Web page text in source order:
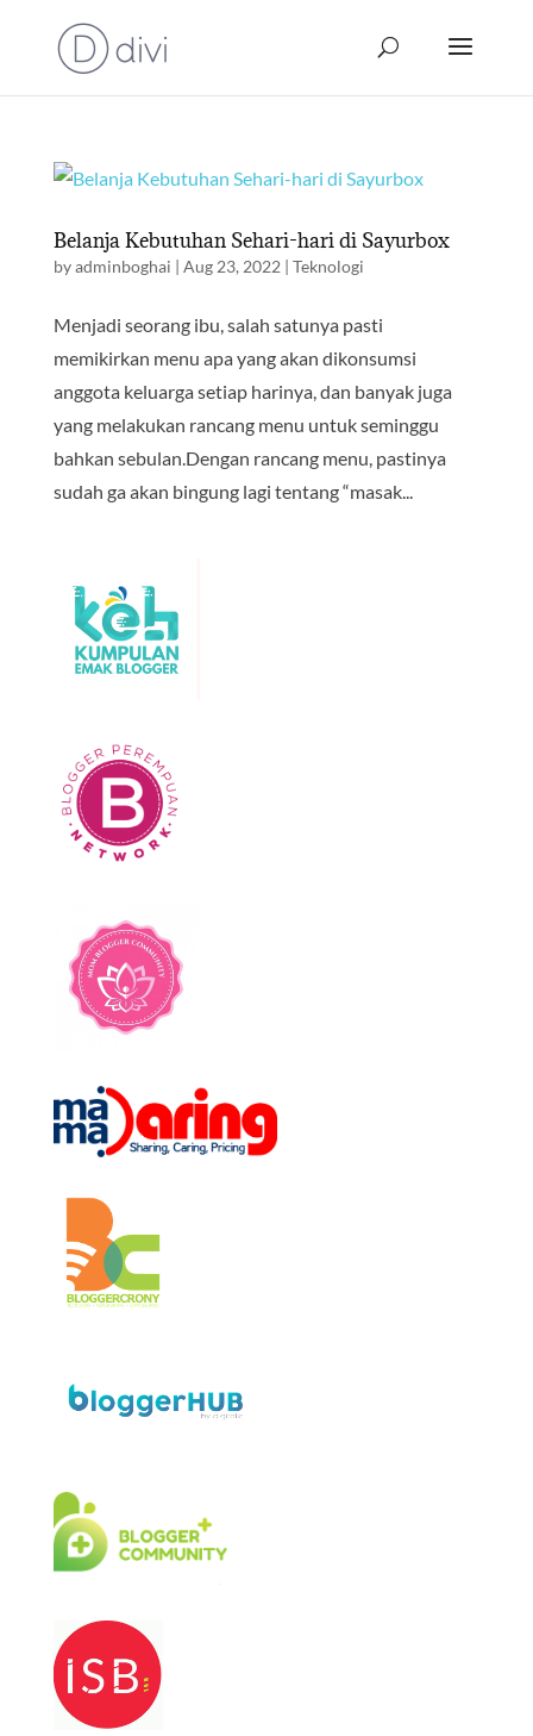
Belanja Kebutuhan Sehari-hari di Sayurbox
byadminboghai | Aug 23, 2022 | Teknologi
Menjadi seorang ibu, salah satunya pasti
memikirkan menu apa yang akan dikonsumsi
anggota keluarga setiap harinya, dan banyak juga
yang melakukan rancang menu untuk seminggu
bahkan sebulan.Dengan rancang menu, pastinya
sudah ga akan bingung lagi tentang “masak...